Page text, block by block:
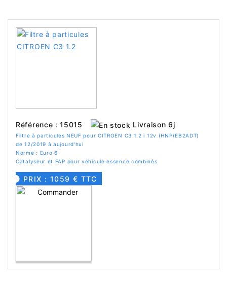
Référence : 15015 Livraison 6j
Filtre à particules NEUF pour CITROEN C3 1.2 i 12v (HNP(EB2ADT)
de 12/2019 à aujourd'hui
Norme : Euro 6
Catalyseur et FAP pour véhicule essence combinés
PRIX : 1059 € TTC